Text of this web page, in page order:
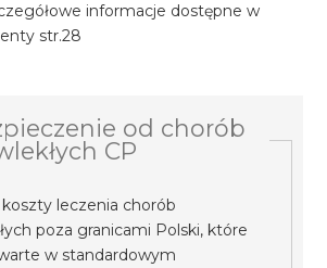
informacje dostępne w
str.28
od chorób
CP
leczenia chorób
poza granicami Polski, które
w standardowym